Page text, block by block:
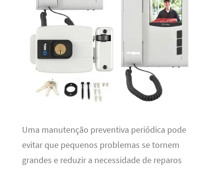
Uma manutenção preventiva periódica pode
evitar que pequenos problemas se tornem
grandes e reduzir a necessidade de reparos